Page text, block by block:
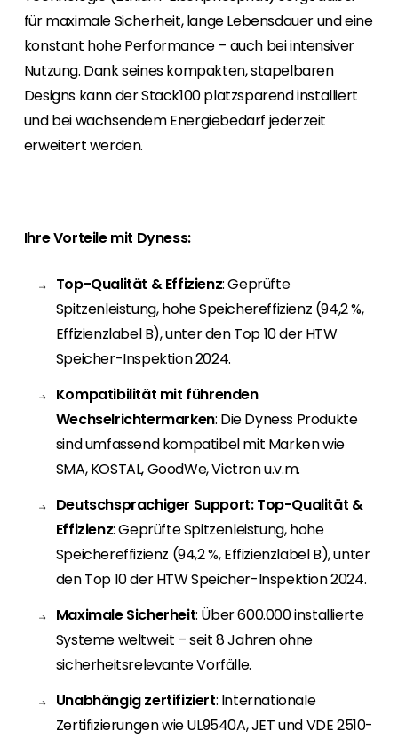
für maximale Sicherheit, lange Lebensdauer und eine
konstant hohe Performance – auch bei intensiver
Nutzung. Dank seines kompakten, stapelbaren
Designs kann der Stack100 platzsparend installiert
und bei wachsendem Energiebedarf jederzeit
erweitert werden.
Ihre Vorteile mit Dyness:
Top-Qualität & Effizienz: Geprüfte
Spitzenleistung, hohe Speichereffizienz (94,2 %,
Effizienzlabel B), unter den Top 10 der HTW
Speicher-Inspektion 2024.
Kompatibilität mit führenden
Wechselrichtermarken: Die Dyness Produkte
sind umfassend kompatibel mit Marken wie
SMA, KOSTAL, GoodWe, Victron u.v.m.
Deutschsprachiger Support: Top-Qualität &
Effizienz: Geprüfte Spitzenleistung, hohe
Speichereffizienz (94,2 %, Effizienzlabel B), unter
den Top 10 der HTW Speicher-Inspektion 2024.
Maximale Sicherheit: Über 600.000 installierte
Systeme weltweit – seit 8 Jahren ohne
sicherheitsrelevante Vorfälle.
Unabhängig zertifiziert: Internationale
Zertifizierungen wie UL9540A, JET und VDE 2510-